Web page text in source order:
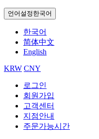
언어설정 한국어
한국어
简体中文
English
KRW CNY
로그인
회원가입
고객센터
지점안내
주문가능시간